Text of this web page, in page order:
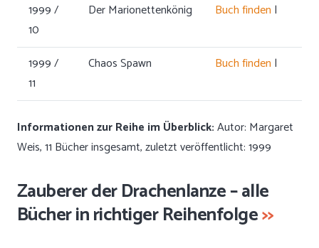
1999 /
10
Der Marionettenkönig Buch finden |
1999 /
11
Chaos Spawn Buch finden |
Informationen zur Reihe im Überblick:Autor: Margaret
Weis, 11 Bücher insgesamt, zuletzt veröffentlicht: 1999
Zauberer der Drachenlanze – alle
Bücher in richtiger Reihenfolge>>